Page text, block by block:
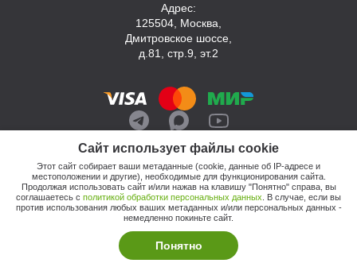
Сайт использует файлы cookie
Этот сайт собирает ваши метаданные (cookie, данные об IP-адресе и
местоположении и другие), необходимые для функционирования сайта.
Продолжая использовать сайт и/или нажав на клавишу "Понятно" справа, вы
соглашаетесь с политикой обработки персональных данных . В случае, если вы
против использования любых ваших метаданных и/или персональных данных -
немедленно покиньте сайт.
Понятно
Адрес:
125504, Москва,
Дмитровское шоссе,
д.81, стр.9, эт.2
© 2026, Компания «Интерьер Уют»
Политика обработки персональных данных
Этот сайт продвигает: Кузнецов Анатолий